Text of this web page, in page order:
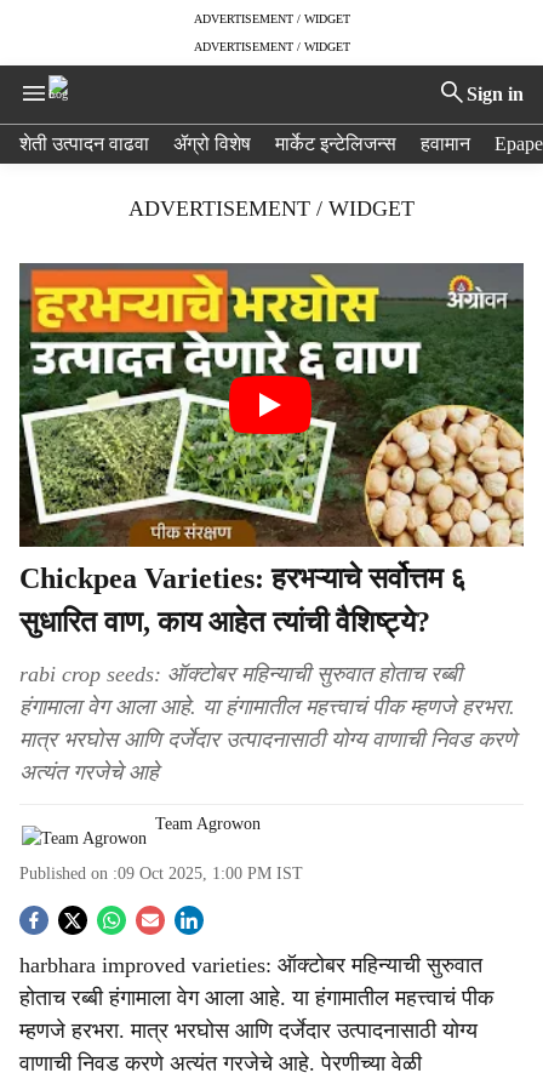
ADVERTISEMENT / WIDGET
ADVERTISEMENT / WIDGET
Sign in
e
शेती उत्पादन वाढवा ॲग्रो विशेष मार्केट इन्टेलिजन्स हवामान
ADVERTISEMENT / WIDGET
Chickpea Varieties: हरभऱ्याचे सर्वोत्तम ६
सुधारित वाण, काय आहेत त्यांची वैशिष्ट्ये?
rabi crop seeds: ऑक्टोबर महिन्याची सुरुवात होताच रब्बी
हंगामाला वेग आला आहे. या हंगामातील महत्त्वाचं पीक म्हणजे हरभरा.
मात्र भरघोस आणि दर्जेदार उत्पादनासाठी योग्य वाणाची निवड करणे
अत्यंत गरजेचे आहे
Team Agrowon
Published on :09 Oct 2025, 1:00 PM IST
S
o
c
harbhara improved varieties: ऑक्टोबर महिन्याची सुरुवात
होताच रब्बी हंगामाला वेग आला आहे. या हंगामातील महत्त्वाचं पीक
म्हणजे हरभरा. मात्र भरघोस आणि दर्जेदार उत्पादनासाठी योग्य
वाणाची निवड करणे अत्यंत गरजेचे आहे. पेरणीच्या वेळी